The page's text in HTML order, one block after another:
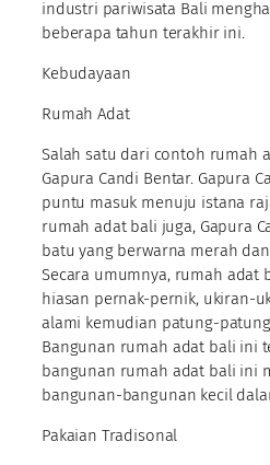
industri pariwisata Bali
beberapa tahun terakhir ini.
Kebudayaan
Rumah Adat
Salah satu dari contoh rumah
Gapura Candi Bentar. Gapura
puntu masuk menuju istana
rumah adat bali juga, Gapura
batu yang berwarna merah
Secara umumnya, rumah adat
hiasan pernak-pernik, ukiran-
alami kemudian patung-
Bangunan rumah adat bali ini
bangunan rumah adat bali ini
bangunan-bangunan kecil
Pakaian Tradisonal